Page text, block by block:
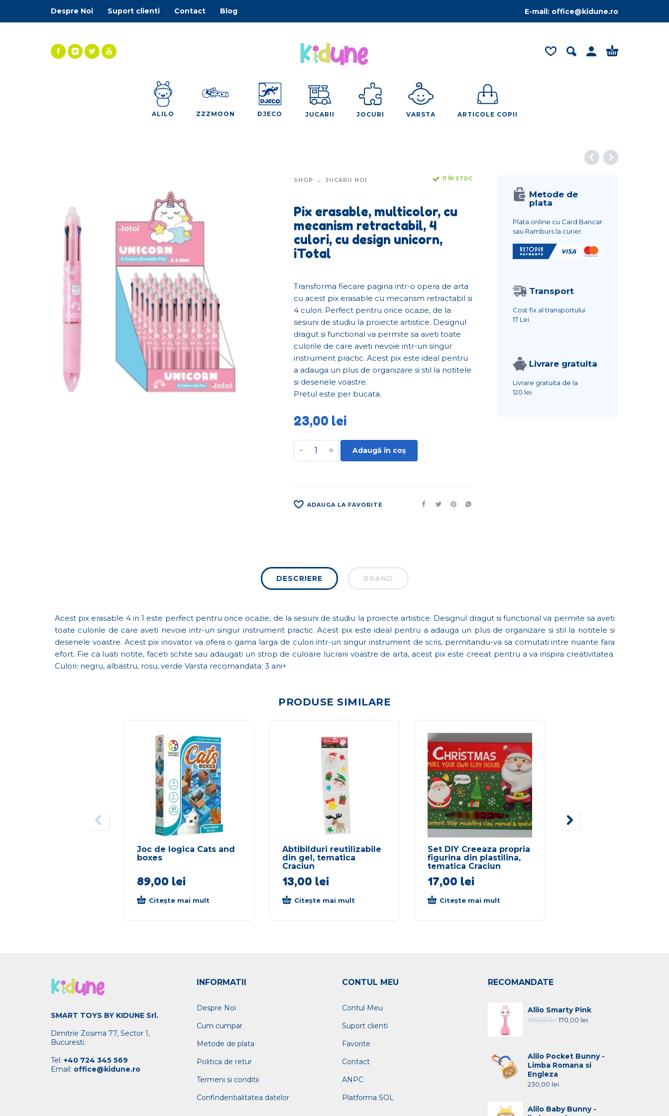
Despre Noi Suport clienti Contact Blog E-mail: office@kidune.ro
ALILO ZZZMOON DJECO JUCARII JOCURI VARSTA ARTICOLE COPII
SHOP JUCARII NOI 11 ÎN STOC
Pix erasable, multicolor, cu
mecanism retractabil, 4
culori, cu design unicorn,
iTotal
Transforma fiecare pagina intr-o opera de arta
cu acest pix erasable cu mecansm retractabil si
4 culori. Perfect pentru orice ocazie, de la
sesiuni de studiu la proiecte artistice. Designul
dragut si functional va permite sa aveti toate
culorile de care aveti nevoie intr-un singur
instrument practic. Acest pix este ideal pentru
a adauga un plus de organizare si stil la notitele
si desenele voastre.
Pretul este per bucata.
23,00 lei
- + Adaugă în coș
ADAUGA LA FAVORITE
Metode de
plata
Plata online cu Card Bancar
sau Ramburs la curier.
Transport
Cost fix al transportului
17 Lei.
Livrare gratuita
Livrare gratuita de la
120 lei.
DESCRIERE BRAND
Acest pix erasable 4 in 1 este perfect pentru orice ocazie, de la sesiuni de studiu la proiecte artistice. Designul dragut si functional va permite sa aveti
toate culorile de care aveti nevoie intr-un singur instrument practic. Acest pix este ideal pentru a adauga un plus de organizare si stil la notitele si
desenele voastre. Acest pix inovator va ofera o gama larga de culori intr-un singur instrument de scris, permitandu-va sa comutati intre nuante fara
efort. Fie ca luati notite, faceti schite sau adaugati un strop de culoare lucrarii voastre de arta, acest pix este creeat pentru a va inspira creativitatea.
Culori: negru, albastru, rosu, verde Varsta recomandata: 3 ani+
PRODUSE SIMILARE
Joc de logica Cats and
boxes
89,00 lei
Citește mai mult
Abtibilduri reutilizabile
din gel, tematica
Craciun
13,00 lei
Citește mai mult
Set DIY Creeaza propria
figurina din plastilina,
tematica Craciun
17,00 lei
Citește mai mult
SMART TOYS BY KIDUNE Srl.
Dimitrie Zosima 77, Sector 1,
Bucuresti.
Tel: +40 724 345 569
Email: office@kidune.ro
INFORMATII
Despre Noi
Cum cumpar
Metode de plata
Politica de retur
Termeni si conditii
Confindentialitatea datelor
CONTUL MEU
Contul Meu
Suport clienti
Favorite
Contact
ANPC
Platforma SOL
RECOMANDATE
Alilo Smarty Pink
195,00lei 170,00 lei
Alilo Pocket Bunny -
Limba Romana si
Engleza
230,00 lei
Alilo Baby Bunny -